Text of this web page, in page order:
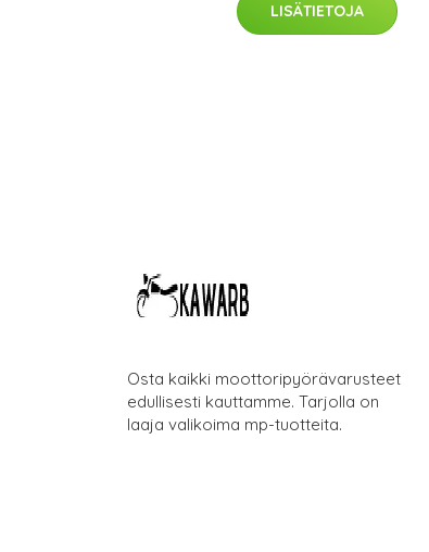
LISÄTIETOJA
Osta kaikki moottoripyörävarusteet
edullisesti kauttamme. Tarjolla on
laaja valikoima mp-tuotteita.